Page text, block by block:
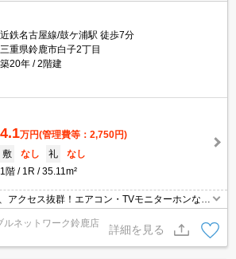
近鉄名古屋線/鼓ケ浦駅 徒歩7分
三重県鈴鹿市白子2丁目
築20年
2階建
4.1万円(管理費等：2,750円)
敷
なし 礼
なし
1階
1R 35.11m²
アクセス抜群！エアコン・TVモニターホンなど
ルネットワーク鈴鹿店
詳細を見る